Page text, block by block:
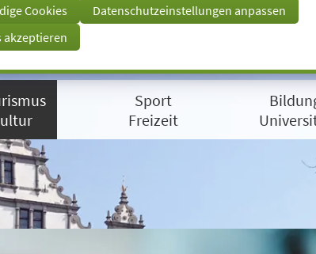
Cookies
Datenschutzeinstellungen anpassen
akzeptieren
Sport
Freizeit